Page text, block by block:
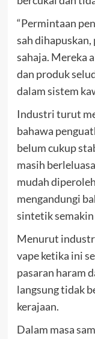
“Permintaan
sah
sahaja. Mereka
dan produk
dalam sistem
Industri turut
bahawa
belum cukup
masih
mudah
mengandungi
sintetik
Menurut
vape ketika ini
pasaran haram
langsung tidak
kerajaan.
Dalam masa